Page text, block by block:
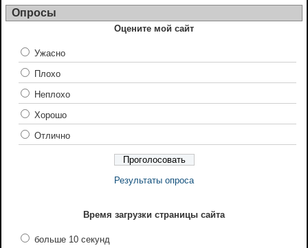
Опросы
Оцените мой сайт
Ужасно
Плохо
Неплохо
Хорошо
Отлично
Результаты опроса
Время загрузки страницы сайта
больше 10 секунд